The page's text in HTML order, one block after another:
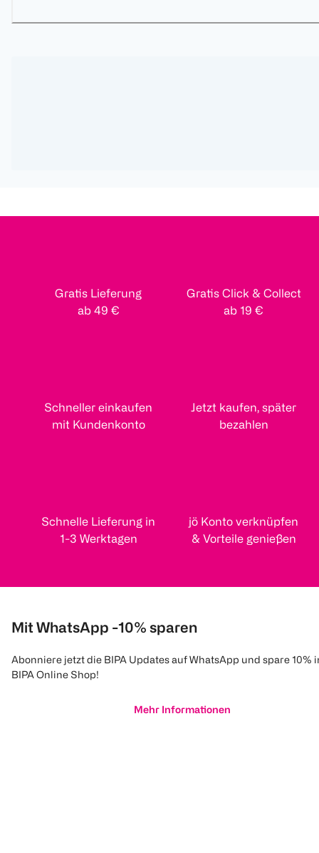
Gratis Lieferung
ab 49 €
Gratis Click & Collect
ab 19 €
Schneller einkaufen
mit Kundenkonto
Jetzt kaufen, später
bezahlen
Schnelle Lieferung in
1-3 Werktagen
jö Konto verknüpfen
& Vorteile genießen
Mit WhatsApp -10% sparen
Abonniere jetzt die BIPA Updates auf WhatsApp und spare 10%
BIPA Online Shop!
Mehr Informationen